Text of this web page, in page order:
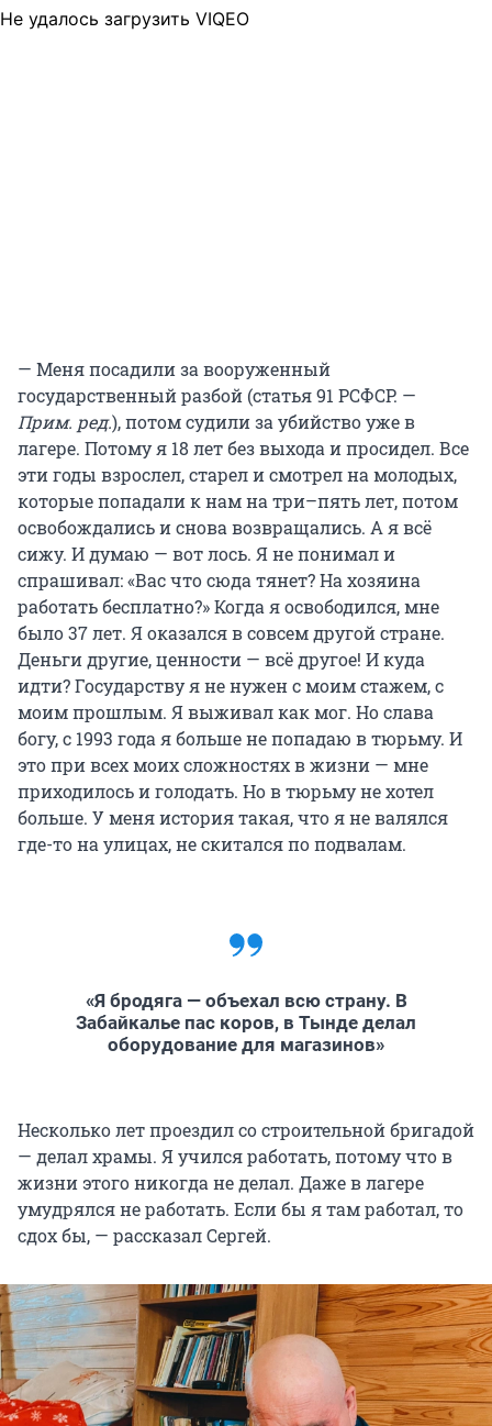
Не удалось загрузить VIQEO
— Меня посадили за вооруженный
государственный разбой (статья 91 РСФСР. —
Прим. ред.), потом судили за убийство уже в
лагере. Потому я 18 лет без выхода и просидел. Все
эти годы взрослел, старел и смотрел на молодых,
которые попадали к нам на три–пять лет, потом
освобождались и снова возвращались. А я всё
сижу. И думаю — вот лось. Я не понимал и
спрашивал: «Вас что сюда тянет? На хозяина
работать бесплатно?» Когда я освободился, мне
было 37 лет. Я оказался в совсем другой стране.
Деньги другие, ценности — всё другое! И куда
идти? Государству я не нужен с моим стажем, с
моим прошлым. Я выживал как мог. Но слава
богу, с 1993 года я больше не попадаю в тюрьму. И
это при всех моих сложностях в жизни — мне
приходилось и голодать. Но в тюрьму не хотел
больше. У меня история такая, что я не валялся
где-то на улицах, не скитался по подвалам.
«Я бродяга — объехал всю страну. В
Забайкалье пас коров, в Тынде делал
оборудование для магазинов»
Несколько лет проездил со строительной бригадой
— делал храмы. Я учился работать, потому что в
жизни этого никогда не делал. Даже в лагере
умудрялся не работать. Если бы я там работал, то
сдох бы, — рассказал Сергей.